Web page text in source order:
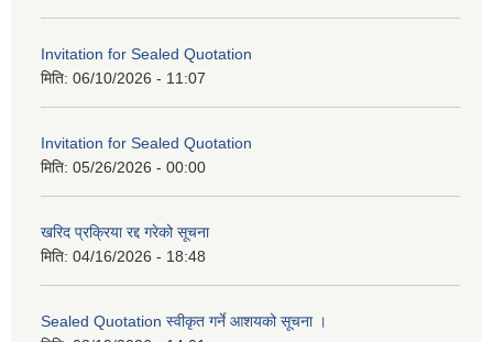
Invitation for Sealed Quotation
मिति: 06/10/2026 - 11:07
Invitation for Sealed Quotation
मिति: 05/26/2026 - 00:00
खरिद प्रक्रिया रद्द गरेको सूचना
मिति: 04/16/2026 - 18:48
Sealed Quotation स्वीकृत गर्ने आशयको सूचना ।